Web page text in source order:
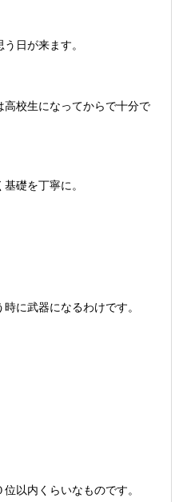
日が来ます。
校生になってからで十分で
礎を丁寧に。
に武器になるわけです。
以内くらいなものです。